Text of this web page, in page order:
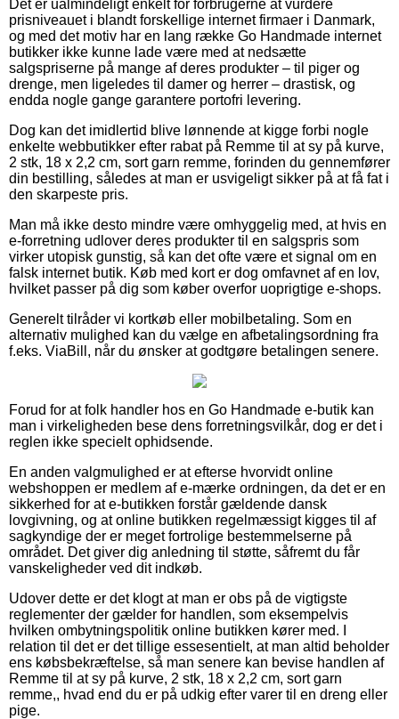
Det er ualmindeligt enkelt for forbrugerne at vurdere
prisniveauet i blandt forskellige internet firmaer i Danmark,
og med det motiv har en lang række Go Handmade internet
butikker ikke kunne lade være med at nedsætte
salgspriserne på mange af deres produkter – til piger og
drenge, men ligeledes til damer og herrer – drastisk, og
endda nogle gange garantere portofri levering.
Dog kan det imidlertid blive lønnende at kigge forbi nogle
enkelte webbutikker efter rabat på Remme til at sy på kurve,
2 stk, 18 x 2,2 cm, sort garn remme, forinden du gennemfører
din bestilling, således at man er usvigeligt sikker på at få fat i
den skarpeste pris.
Man må ikke desto mindre være omhyggelig med, at hvis en
e-forretning udlover deres produkter til en salgspris som
virker utopisk gunstig, så kan det ofte være et signal om en
falsk internet butik. Køb med kort er dog omfavnet af en lov,
hvilket passer på dig som køber overfor uoprigtige e-shops.
Generelt tilråder vi kortkøb eller mobilbetaling. Som en
alternativ mulighed kan du vælge en afbetalingsordning fra
f.eks. ViaBill, når du ønsker at godtgøre betalingen senere.
Forud for at folk handler hos en Go Handmade e-butik kan
man i virkeligheden bese dens forretningsvilkår, dog er det i
reglen ikke specielt ophidsende.
En anden valgmulighed er at efterse hvorvidt online
webshoppen er medlem af e-mærke ordningen, da det er en
sikkerhed for at e-butikken forstår gældende dansk
lovgivning, og at online butikken regelmæssigt kigges til af
sagkyndige der er meget fortrolige bestemmelserne på
området. Det giver dig anledning til støtte, såfremt du får
vanskeligheder ved dit indkøb.
Udover dette er det klogt at man er obs på de vigtigste
reglementer der gælder for handlen, som eksempelvis
hvilken ombytningspolitik online butikken kører med. I
relation til det er det tillige essesentielt, at man altid beholder
ens købsbekræftelse, så man senere kan bevise handlen af
Remme til at sy på kurve, 2 stk, 18 x 2,2 cm, sort garn
remme,, hvad end du er på udkig efter varer til en dreng eller
pige.